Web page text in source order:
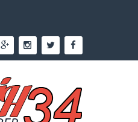
Ne Kadar İnsan Öldü?